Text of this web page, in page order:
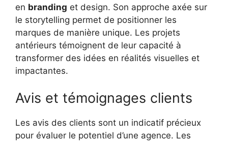
en branding et design. Son approche axée sur
le storytelling permet de positionner les
marques de manière unique. Les projets
antérieurs témoignent de leur capacité à
transformer des idées en réalités visuelles et
impactantes.
Avis et témoignages clients
Les avis des clients sont un indicatif précieux
pour évaluer le potentiel d’une agence. Les